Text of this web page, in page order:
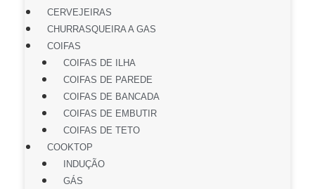
CERVEJEIRAS
CHURRASQUEIRA A GAS
COIFAS
COIFAS DE ILHA
COIFAS DE PAREDE
COIFAS DE BANCADA
COIFAS DE EMBUTIR
COIFAS DE TETO
COOKTOP
INDUÇÃO
GÁS